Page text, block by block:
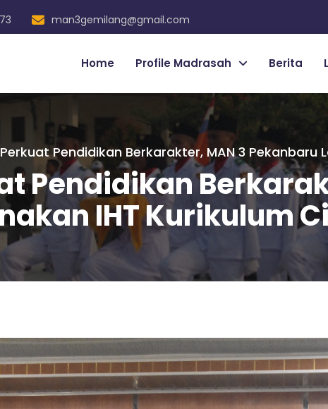
man3gemilang@gmail.com
Home Profile Madrasah Berita
Perkuat Pendidikan Berkarakter, MAN 3 Pekanbaru
Pendidikan
IHT Kurikulum